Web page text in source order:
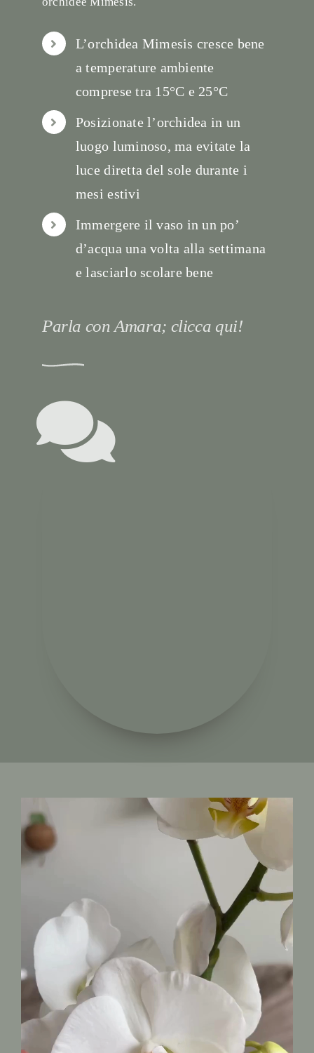
L’orchidea Mimesis cresce bene
a temperature ambiente
comprese tra 15°C e 25°C
Posizionate l’orchidea in un
luogo luminoso, ma evitate la
luce diretta del sole durante i
mesi estivi
Immergere il vaso in un po’
d’acqua una volta alla settimana
e lasciarlo scolare bene
Parla con Amara; clicca qui!